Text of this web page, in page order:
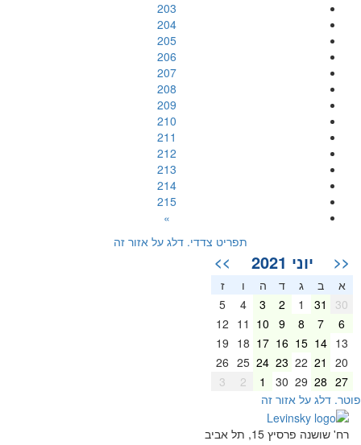
203
204
205
206
207
208
209
210
211
212
213
214
215
»
תפריט צדדי. דלג על אזור זה
<< יוני 2021 >>
א ב ג ד ה
ז
30
31
2
3
4
5
6
7
8
9
10
11
12
13
14
15
16
17
18
19
20
21
22
23
24
25
26
27
28
29
30
2
3
דלג על אזור זה
רח' שושנה פרסיץ 15, תל אביב